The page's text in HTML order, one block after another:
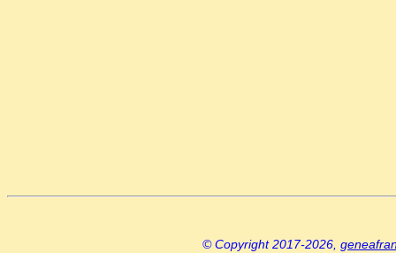
© Copyright 2017-2026,